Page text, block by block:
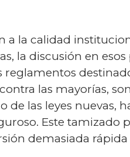
a la calidad
la discusión en esos
las mayorías, son
las leyes nuevas,
Este tamizado
demasiada rápida